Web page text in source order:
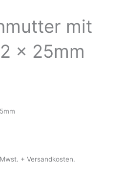
mit
x 25mm
+ Versandkosten.